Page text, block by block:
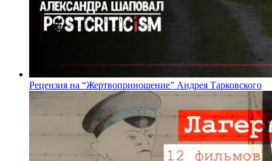
Рецензия на “Жертвоприношение” Андрея Тарковского